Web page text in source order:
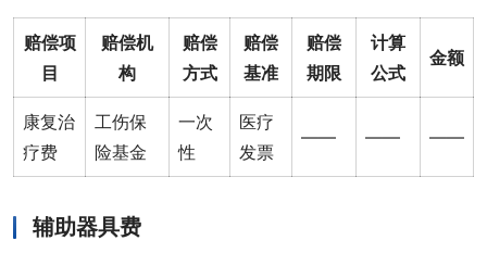
赔偿项
目
赔偿机
构
赔偿
方式
赔偿
基准
赔偿
期限
计算
公式
金额
康复治
疗费
工伤保
险基金
一次
性
医疗
发票
—— —— ——
辅助器具费